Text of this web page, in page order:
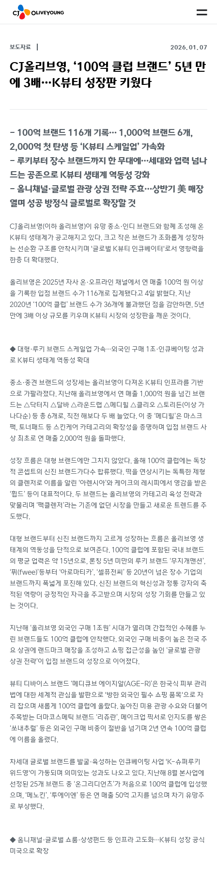
사
이
보도자료 2026. 01. 07
CJ올리브영, ‘100억 클럽 브랜드’ 5년 만
에 3배…K뷰티 성장판 키웠다
- 100억 브랜드 116개 기록… 1,000억 브랜드 6개,
2,000억 첫 탄생 등 ‘K뷰티 스케일업’ 가속화
- 루키부터 장수 브랜드까지 한 무대에…세대와 업력 넘나
드는 공존으로 K뷰티 생태계 역동성 강화
- 옴니채널·글로벌 관광 상권 전략 주효…상반기 美 매장
열며 성공 방정식 글로벌로 확장할 것
CJ올리브영(이하 올리브영)이 유망 중소·인디 브랜드와 함께 조성해 온
K뷰티 생태계가 공고해지고 있다. 크고 작은 브랜드가 조화롭게 성장하
는 선순환 구조를 안착시키며 '글로벌 K뷰티 인큐베이터'로서 영향력을
한층 더 확대했다.
올리브영은 2025년 자사 온·오프라인 채널에서 연 매출 100억 원 이상
을 기록한 입점 브랜드 수가 116개로 집계됐다고 4일 밝혔다. 지난
2020년 ‘100억 클럽’ 브랜드 수가 36개에 불과했던 점을 감안하면, 5년
만에 3배 이상 규모를 키우며 K뷰티 시장의 성장판을 깨운 것이다.
◆ 대형·루키 브랜드 스케일업 가속…외국인 구매 1조·인큐베이팅 성과
로 K뷰티 생태계 역동성 확대
중소·중견 브랜드의 성장세는 올리브영이 다져온 K뷰티 인프라를 기반
으로 가팔라졌다. 지난해 올리브영에서 연 매출 1,000억 원을 넘긴 브랜
드는 △닥터지 △달바 △라운드랩 △메디힐 △클리오 △토리든(이상 가
나다순) 등 총 6개로, 직전 해보다 두 배 늘었다. 이 중 ‘메디힐’은 마스크
팩, 토너패드 등 스킨케어 카테고리의 확장성을 증명하며 입점 브랜드 사
상 최초로 연 매출 2,000억 원을 돌파했다.
성장 흐름은 대형 브랜드에만 그치지 않았다. 올해 100억 클럽에는 독창
적 콘셉트의 신진 브랜드가다수 합류했다. 떡을 연상시키는 독특한 제형
의 클렌저로 이름을 알린 ‘아렌시아’와 케이크의 레시피에서 영감을 받은
‘휩드’ 등이 대표적이다. 두 브랜드는 올리브영의 카테고리 육성 전략과
맞물리며 ‘팩클렌저’라는 기존에 없던 시장을 만들고 새로운 트렌드를 주
도했다.
대형 브랜드부터 신진 브랜드까지 고르게 성장하는 흐름은 올리브영 생
태계의 역동성을 단적으로 보여준다. 100억 클럽에 포함된 국내 브랜드
의 평균 업력은 약 15년으로, 론칭 5년 미만의 루키 브랜드 ‘무지개맨션’,
‘퓌(fwee)’등부터 ‘아로마티카’, ‘셀퓨전씨’ 등 20년이 넘은 장수 기업의
브랜드까지 폭넓게 포진해 있다. 신진 브랜드의 혁신성과 정통 강자의 축
적된 역량이 긍정적인 자극을 주고받으며 시장의 성장 기회를 만들고 있
는 것이다.
지난해 ‘올리브영 외국인 구매 1조원’ 시대가 열리며 간접적인 수혜를 누
린 브랜드들도 100억 클럽에 안착했다. 외국인 구매 비중이 높은 전국 주
요 상권에 랜드마크 매장을 조성하고 쇼핑 접근성을 높인 ‘글로벌 관광
상권 전략’이 입점 브랜드의 성장으로 이어졌다.
뷰티 디바이스 브랜드 ‘메디큐브 에이지알(AGE-R)’은 한국식 피부 관리
법에 대한 세계적 관심을 발판으로 '방한 외국인 필수 쇼핑 품목'으로 자
리 잡으며 새롭게 100억 클럽에 올랐다. 높아진 미용 관광 수요와 더불어
주목받는 더마코스메틱 브랜드 ‘리쥬란’, 메이크업 픽서로 인지도를 쌓은
‘쏘내추럴’ 등은 외국인 구매 비중이 절반을 넘기며 2년 연속 100억 클럽
에 이름을 올렸다.
차세대 글로벌 브랜드를 발굴·육성하는 인큐베이팅 사업 'K-슈퍼루키
위드영'이 가동되며 의미있는 성과도 나오고 있다. 지난해 8월 본사업에
선정된 25개 브랜드 중 ‘온그리디언츠’가 처음으로 100억 클럽에 입성했
으며, ‘메노킨’, ‘투에이엔’ 등은 연 매출 50억 고지를 넘으며 차기 유망주
로 부상했다.
◆ 옴니채널·글로벌 쇼룸·상생펀드 등 인프라 고도화…K뷰티 성장 공식
미국으로 확장